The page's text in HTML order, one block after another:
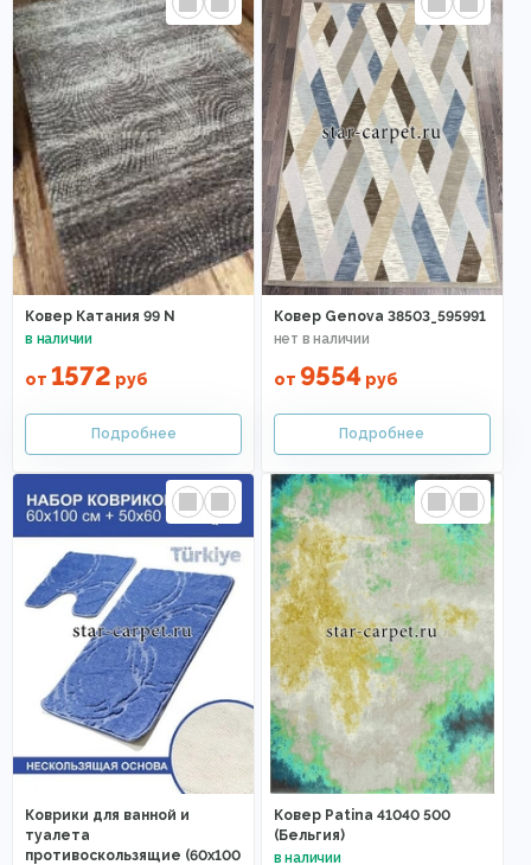
Ковер Катания 99 N
от 1572 руб
Ковер Genova 38503_595991
от 9554руб
Коврики для ванной и
туалета
противоскользящие (60х100
Ковер Patina 41040 500
(Бельгия)